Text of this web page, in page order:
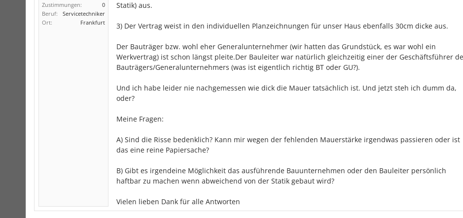
Zustimmungen:
0
Beruf:
Servicetechniker
Ort:
Frankfurt
Statik) aus.
3) Der Vertrag weist in den individuellen Planzeichnungen für unser Haus ebenfalls 30cm dicke aus.
Der Bauträger bzw. wohl eher Generalunternehmer (wir hatten das Grundstück, es war wohl ein
Werkvertrag) ist schon längst pleite.Der Bauleiter war natürlich gleichzeitig einer der Geschäftsführer
Bauträgers/Generalunternehmers (was ist eigentlich richtig BT oder GU?).
Und ich habe leider nie nachgemessen wie dick die Mauer tatsächlich ist. Und jetzt steh ich dumm da,
oder?
Meine Fragen:
A) Sind die Risse bedenklich? Kann mir wegen der fehlenden Mauerstärke irgendwas passieren oder ist
das eine reine Papiersache?
B) Gibt es irgendeine Möglichkeit das ausführende Bauunternehmen oder den Bauleiter persönlich
haftbar zu machen wenn abweichend von der Statik gebaut wird?
Vielen lieben Dank für alle Antworten